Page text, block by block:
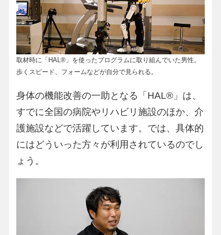
取材時に「HAL®︎」を使ったプログラムに取り組んでいた男性。
歩くスピード、フォームなどが自分で見られる。
身体の機能改善の一助となる「HAL®︎」は、
すでに全国の病院やリハビリ施設のほか、介
護施設などで活躍しています。では、具体的
にはどういった方々が利用されているのでし
ょう。